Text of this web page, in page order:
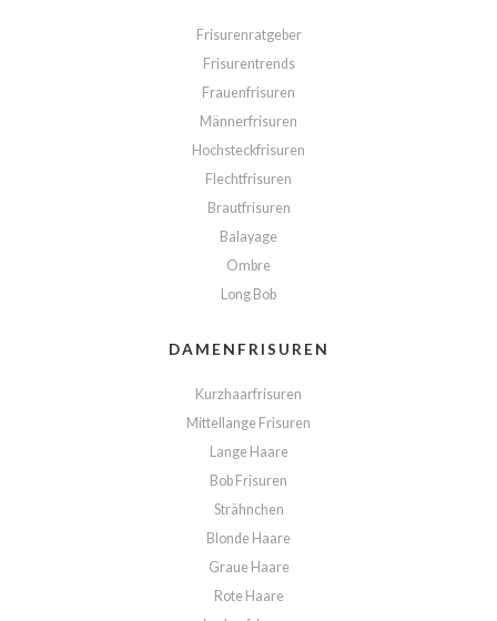
Frisurenratgeber
Frisurentrends
Frauenfrisuren
Männerfrisuren
Hochsteckfrisuren
Flechtfrisuren
Brautfrisuren
Balayage
Ombre
Long Bob
DAMENFRISUREN
Kurzhaarfrisuren
Mittellange Frisuren
Lange Haare
Bob Frisuren
Strähnchen
Blonde Haare
Graue Haare
Rote Haare